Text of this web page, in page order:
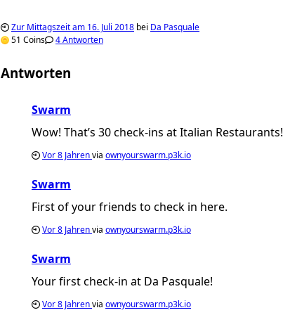
Zur Mittagszeit am 16. Juli 2018 bei Da Pasquale
51 Coins
4 Antworten
Antworten
Swarm
Wow! That’s 30 check-ins at Italian Restaurants!
Vor8 Jahrenvia ownyourswarm.p3k.io
Swarm
First of your friends to check in here.
Vor8 Jahrenvia ownyourswarm.p3k.io
Swarm
Your first check-in at Da Pasquale!
Vor8 Jahrenvia ownyourswarm.p3k.io